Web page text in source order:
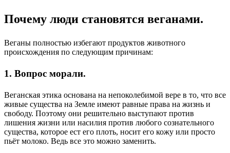
Почему люди становятся веганами.
Веганы полностью избегают продуктов животного
происхождения по следующим причинам:
1. Вопрос морали.
Веганская этика основана на непоколебимой вере в то, что все
живые существа на Земле имеют равные права на жизнь и
свободу. Поэтому они решительно выступают против
лишения жизни или насилия против любого сознательного
существа, которое ест его плоть, носит его кожу или просто
пьёт молоко. Ведь все это можно заменить.